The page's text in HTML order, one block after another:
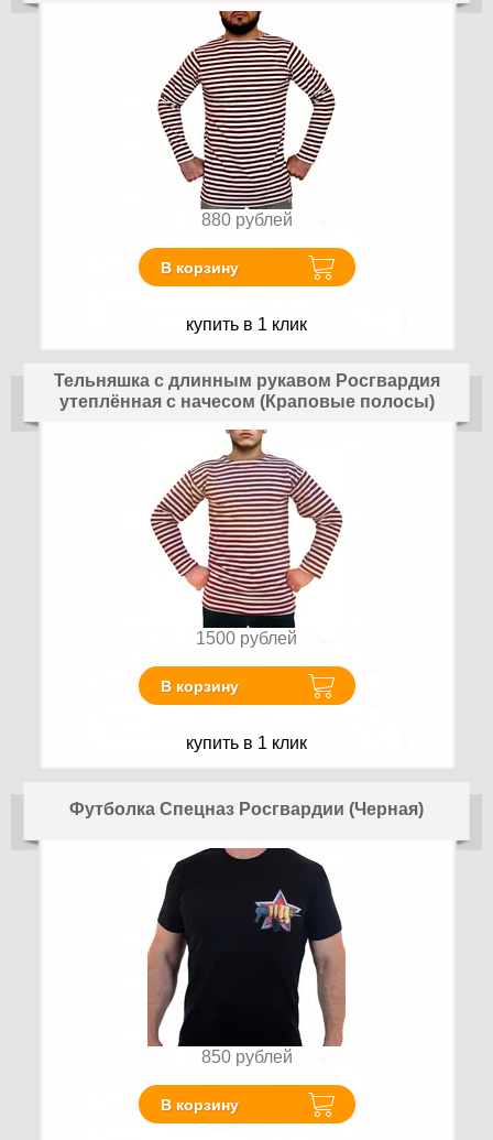
880 рублей
В корзину
купить в 1 клик
Тельняшка с длинным рукавом Росгвардия
утеплённая с начесом (Краповые полосы)
1500 рублей
В корзину
купить в 1 клик
Футболка Спецназ Росгвардии (Черная)
850 рублей
В корзину